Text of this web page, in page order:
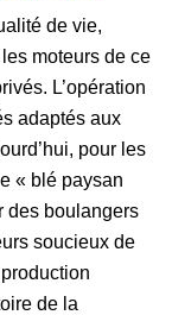
de vie,
moteurs de ce
L’opération
adaptés aux
pour les
« blé paysan
des boulangers
soucieux de
de la